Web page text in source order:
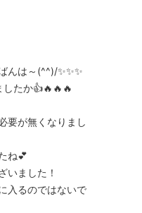
んは～(^^)/✨✨✨
たか👍🔥🔥🔥
要が無くなりまし
ね💕
いました！
入るのではないで